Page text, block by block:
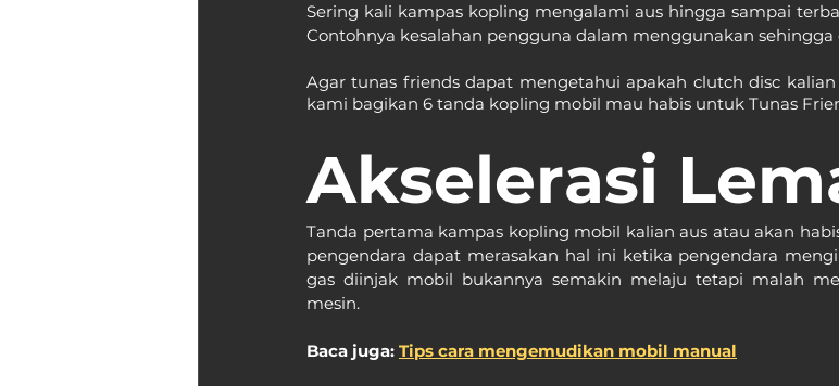
Sering kali kampas kopling mengalami aus hingga sampai
Contohnya kesalahan pengguna dalam menggunakan
Agar tunas friends dapat mengetahui apakah clutch disc
kami bagikan 6 tanda kopling mobil mau habis untuk Tunas
Akselerasi
Tanda pertama kampas kopling mobil kalian aus atau akan
pengendara dapat merasakan hal ini ketika pengendara
gas diinjak mobil bukannya semakin melaju tetapi malah
mesin.
Baca juga: Tips cara mengemudikan mobil manual